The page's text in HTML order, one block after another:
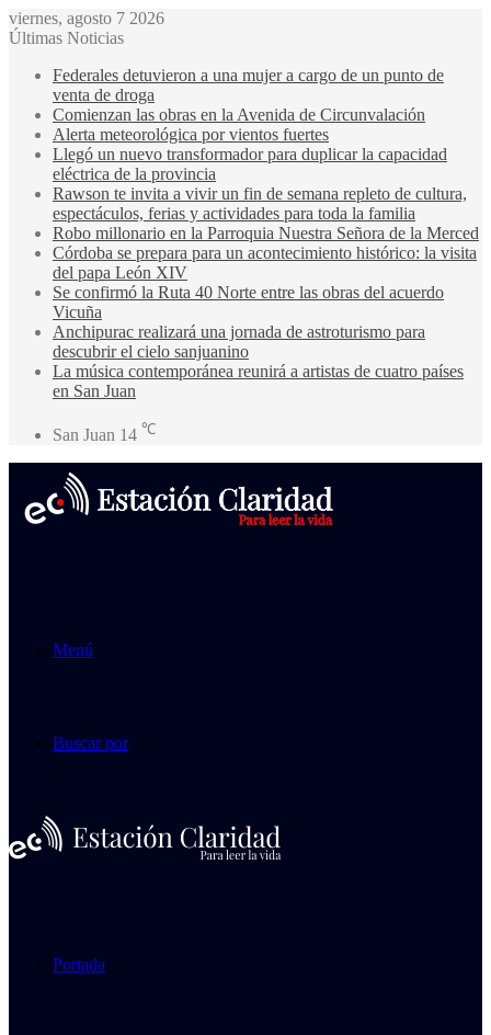
viernes, agosto 7 2026
Últimas Noticias
Federales detuvieron a una mujer a cargo de un punto de
venta de droga
Comienzan las obras en la Avenida de Circunvalación
Alerta meteorológica por vientos fuertes
Llegó un nuevo transformador para duplicar la capacidad
eléctrica de la provincia
Rawson te invita a vivir un fin de semana repleto de cultura,
espectáculos, ferias y actividades para toda la familia
Robo millonario en la Parroquia Nuestra Señora de la Merced
Córdoba se prepara para un acontecimiento histórico: la visita
del papa León XIV
Se confirmó la Ruta 40 Norte entre las obras del acuerdo
Vicuña
Anchipurac realizará una jornada de astroturismo para
descubrir el cielo sanjuanino
La música contemporánea reunirá a artistas de cuatro países
en San Juan
San Juan 14 ℃
Menú
Buscar por
Portada